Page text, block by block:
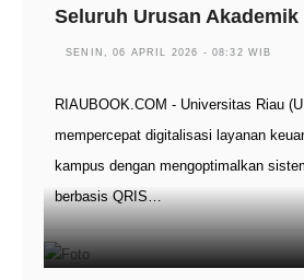
Seluruh Urusan Akademik
SENIN, 06 APRIL 2026 - 08:32 WIB
RIAUBOOK.COM - Universitas Riau
mempercepat digitalisasi layanan
kampus dengan mengoptimalkan
berbasis QRIS…